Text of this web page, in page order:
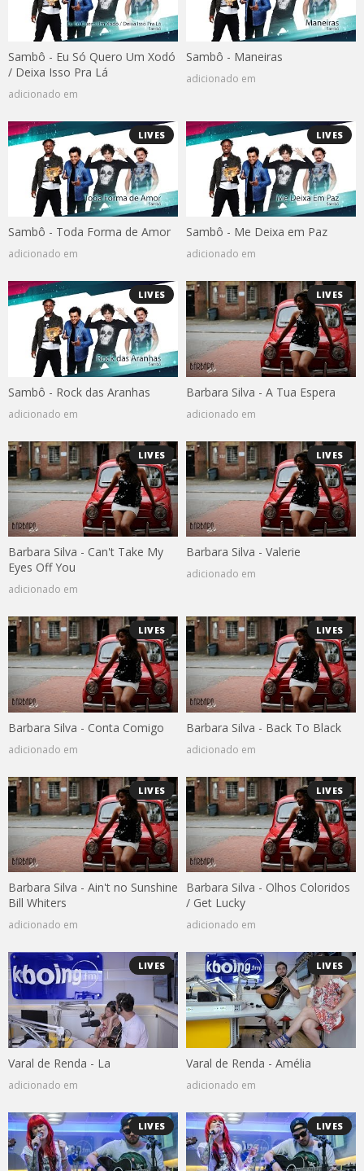
Sambô - Eu Só Quero Um Xodó
/ Deixa Isso Pra Lá
adicionado em
Sambô - Maneiras
adicionado em
LIVES
Sambô - Toda Forma de Amor
adicionado em
LIVES
Sambô - Me Deixa em Paz
adicionado em
LIVES
Sambô - Rock das Aranhas
adicionado em
LIVES
Barbara Silva - A Tua Espera
adicionado em
LIVES
Barbara Silva - Can't Take My
Eyes Off You
adicionado em
LIVES
Barbara Silva - Valerie
adicionado em
LIVES
Barbara Silva - Conta Comigo
adicionado em
LIVES
Barbara Silva - Back To Black
adicionado em
LIVES
Barbara Silva - Ain't no Sunshine
Bill Whiters
adicionado em
LIVES
Barbara Silva - Olhos Coloridos
/ Get Lucky
adicionado em
LIVES
Varal de Renda - La
adicionado em
LIVES
Varal de Renda - Amélia
adicionado em
LIVES LIVES